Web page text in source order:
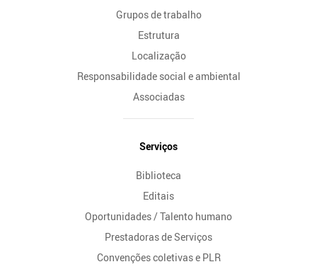
Grupos de trabalho
Estrutura
Localização
Responsabilidade social e ambiental
Associadas
Serviços
Biblioteca
Editais
Oportunidades / Talento humano
Prestadoras de Serviços
Convenções coletivas e PLR